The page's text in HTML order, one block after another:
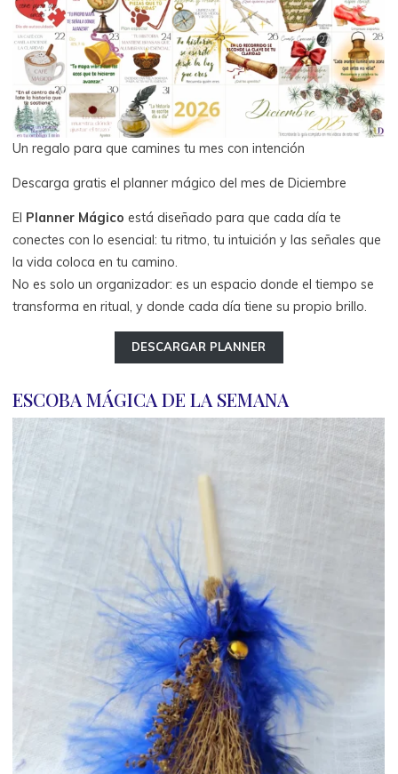
Un regalo para que camines tu mes con intención
Descarga gratis el planner mágico del mes de Diciembre
El Planner Mágico está diseñado para que cada día te
conectes con lo esencial: tu ritmo, tu intuición y las señales que
la vida coloca en tu camino.
No es solo un organizador: es un espacio donde el tiempo se
transforma en ritual, y donde cada día tiene su propio brillo.
DESCARGAR PLANNER
ESCOBA MÁGICA DE LA SEMANA